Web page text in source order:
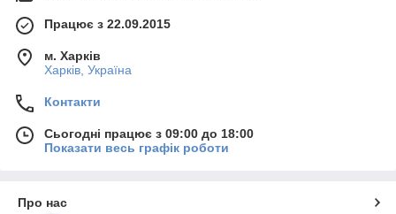
Працює з 22.09.2015
м. Харків
Харків, Україна
Контакти
Сьогодні працює з 09:00 до 18:00
Показати весь графік роботи
Про нас